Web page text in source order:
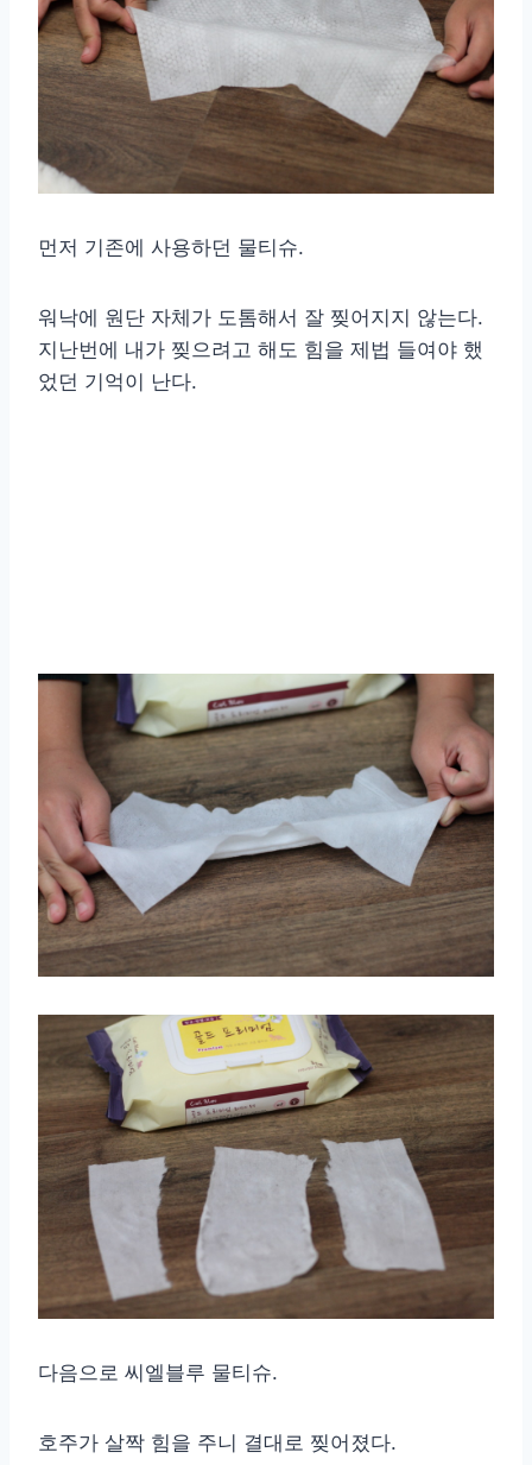
먼저 기존에 사용하던 물티슈.
워낙에 원단 자체가 도톰해서 잘 찢어지지 않는다.
지난번에 내가 찢으려고 해도 힘을 제법 들여야 했
었던 기억이 난다.
다음으로 씨엘블루 물티슈.
호주가 살짝 힘을 주니 결대로 찢어졌다.